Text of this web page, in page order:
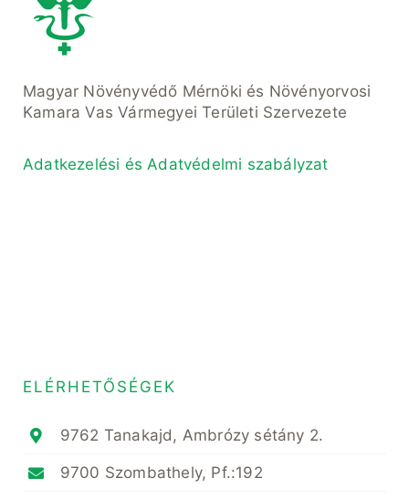
Magyar Növényvédő Mérnöki és Növényorvosi
Kamara Vas Vármegyei Területi Szervezete
Adatkezelési és Adatvédelmi szabályzat
ELÉRHETŐSÉGEK
9762 Tanakajd, Ambrózy sétány 2.
9700 Szombathely, Pf.:192